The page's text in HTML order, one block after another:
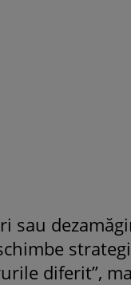
sau
diferit”,